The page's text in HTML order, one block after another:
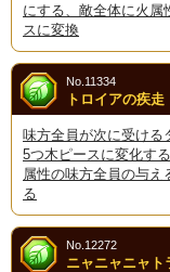
にする、敵全体に火属
スに変換
トロイアの疾走
No.11334
味方全員が次に受ける
5つ木ピースに変化す
属性の味方全員の与え
る
ニャニャニャト
No.12272